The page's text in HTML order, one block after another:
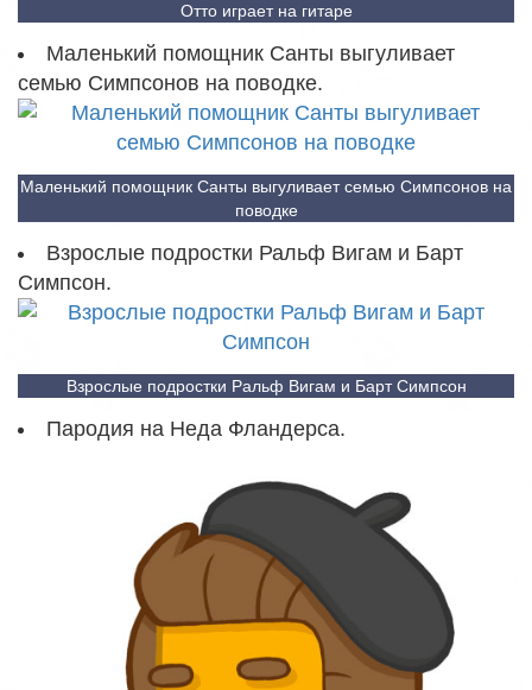
Отто играет на гитаре
Маленький помощник Санты выгуливает
семью Симпсонов на поводке.
Маленький помощник Санты выгуливает семью Симпсонов на
поводке
Взрослые подростки Ральф Вигам и Барт
Симпсон.
Взрослые подростки Ральф Вигам и Барт Симпсон
Пародия на Неда Фландерса.